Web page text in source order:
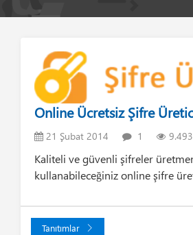
Online Ücretsiz Şifre
21 Şubat 2014 1 9.493
Kaliteli ve güvenli şifreler
kullanabileceğiniz online şifre
Tanıtımlar